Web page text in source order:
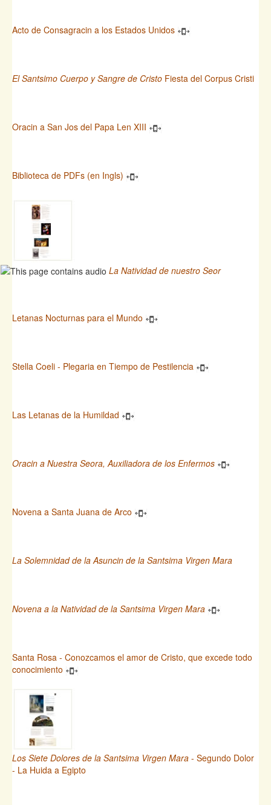
Acto de Consagracin a los Estados Unidos
El Santsimo Cuerpo y Sangre de Cristo Fiesta del Corpus Cristi
Oracin a San Jos del Papa Len XIII
Biblioteca de PDFs (en Ingls)
La Natividad de nuestro Seor
Letanas Nocturnas para el Mundo
Stella Coeli - Plegaria en Tiempo de Pestilencia
Las Letanas de la Humildad
Oracin a Nuestra Seora, Auxiliadora de los Enfermos
Novena a Santa Juana de Arco
La Solemnidad de la Asuncin de la Santsima Virgen Mara
Novena a la Natividad de la Santsima Virgen Mara
Santa Rosa - Conozcamos el amor de Cristo, que excede todo
conocimiento
Los Siete Dolores de la Santsima Virgen Mara - Segundo Dolor
- La Huida a Egipto